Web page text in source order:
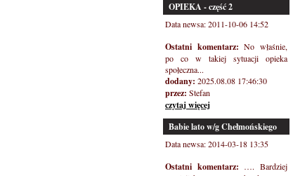
OPIEKA - część 2
Data newsa: 2011-10-06 14:52
Ostatni komentarz: No właśnie,
po co w takiej sytuacji opieka
społeczna...
dodany: 2025.08.08 17:46:30
przez: Stefan
czytaj więcej
Babie lato w/g Chełmońskiego
Data newsa: 2014-03-18 13:35
Ostatni komentarz: …. Bardziej